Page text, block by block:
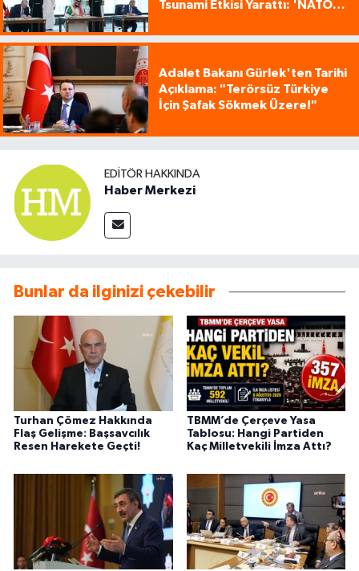
Tsunami Etkisi Yarattı: 'NATO
Adalet Bakanı Gürlek'ten Tarihi
Açıklama: "Terörsüz Türkiye
İçin Şafak Sökmek Üzere!"
EDITÖR HAKKINDA
Haber Merkezi
Bunlar da ilginizi çekebilir
Turhan Çömez Hakkında
Flaş Gelişme: Başsavcılık
Resen Harekete Geçti!
TBMM’de Çerçeve Yasa
Tablosu: Hangi Partiden
Kaç Milletvekili İmza Attı?